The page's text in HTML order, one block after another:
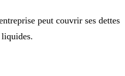
peut couvrir ses dettes